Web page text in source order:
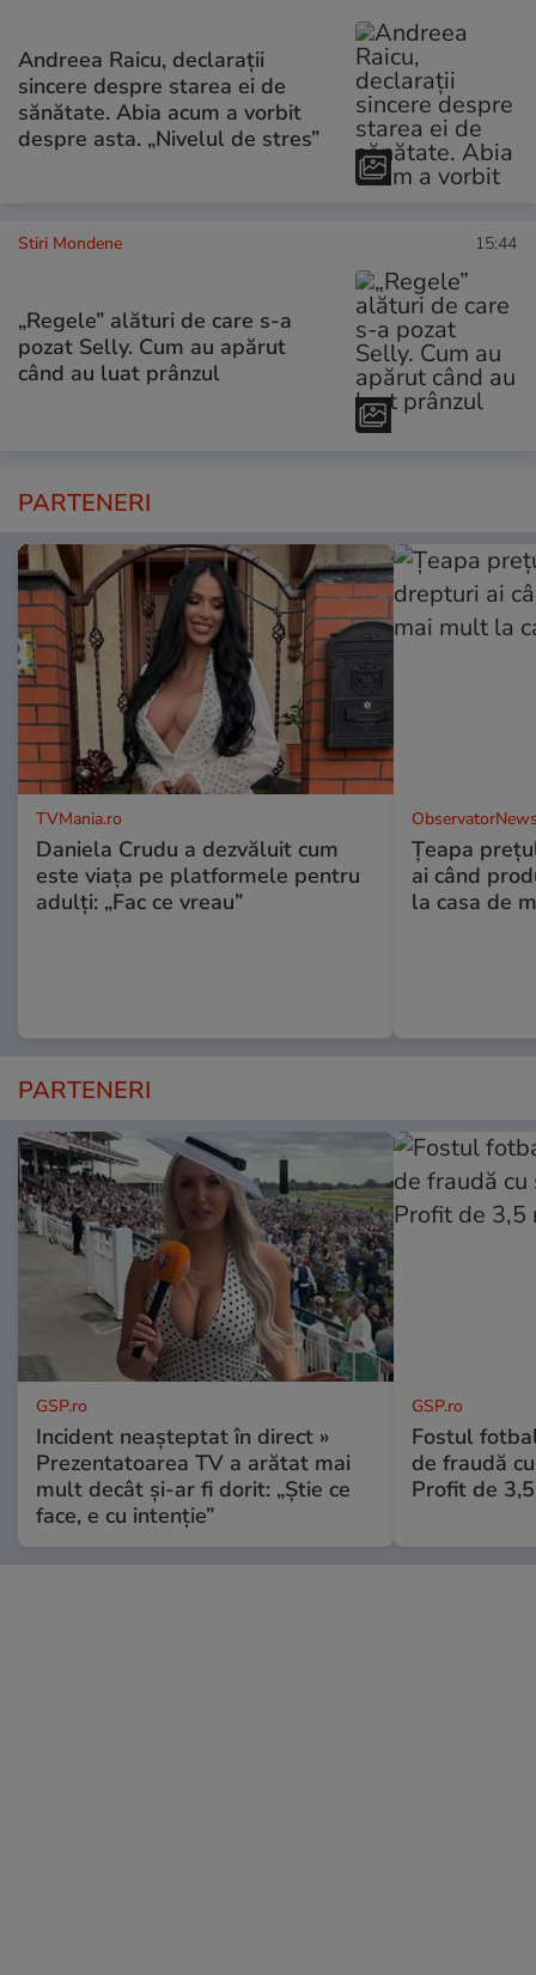
Andreea Raicu, declarații
sincere despre starea ei de
sănătate. Abia acum a vorbit
despre asta. „Nivelul de stres”
Stiri Mondene 15:44
„Regele” alături de care s-a
pozat Selly. Cum au apărut
când au luat prânzul
PARTENERI
TVMania.ro
Daniela Crudu a dezvăluit cum
este viața pe platformele pentru
adulți: „Fac ce vreau”
Țeapa
ai când
la casa de
PARTENERI
GSP.ro
Incident neașteptat în direct »
Prezentatoarea TV a arătat mai
mult decât și-ar fi dorit: „Știe ce
face, e cu intenție”
GSP.ro
Fostul
de fraudă
Profit de